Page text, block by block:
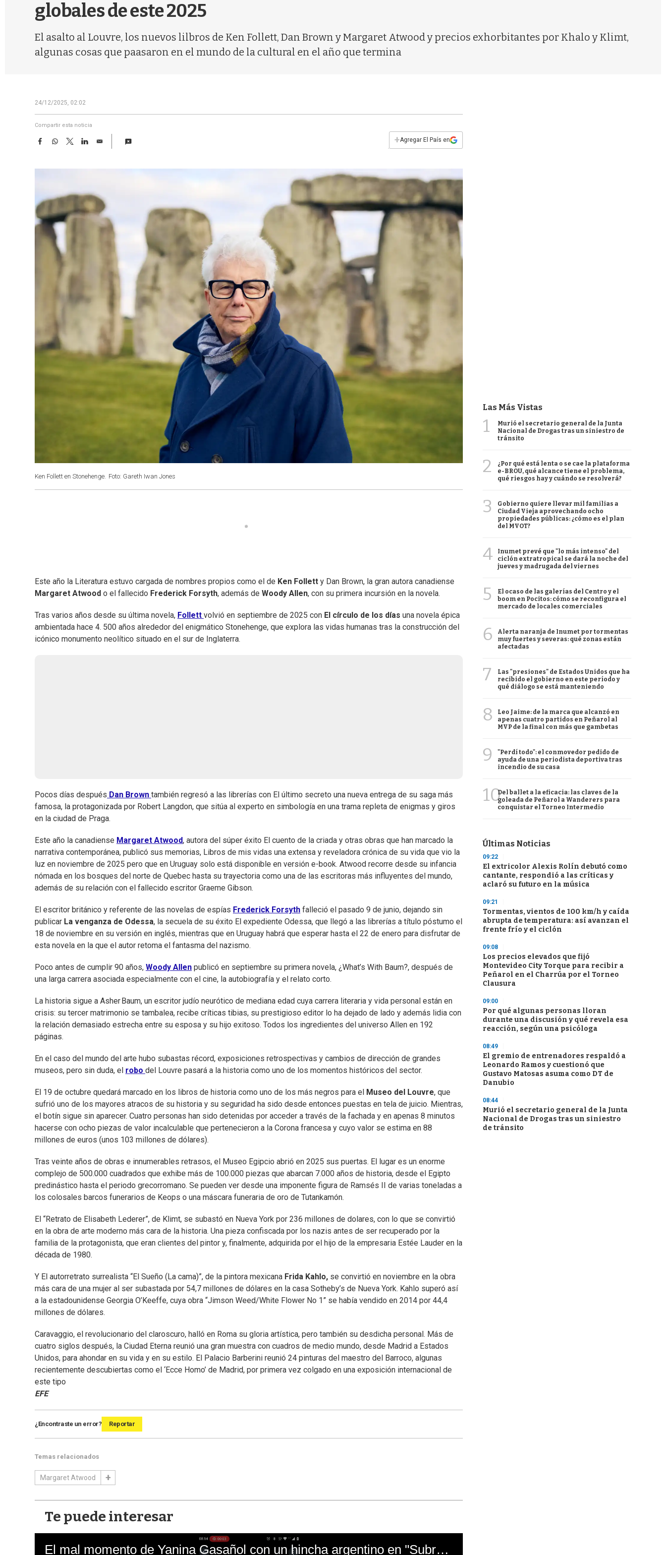
globales de este 2025
El asalto al Louvre, los nuevos lilbros de Ken Follett, Dan Brown y Margaret Atwood y precios exhorbitantes por Khalo y Klimt,
algunas cosas que paasaron en el mundo de la cultural en el año que termina
24/12/2025, 02:02
Compartir esta noticia
F
e
o
k
W
t
p
T
w
t
r
L
I
n
E
+Agregar El País en
Ken Follett en Stonehenge. Foto: Gareth Iwan Jones
Este año la Literatura estuvo cargada de nombres propios como el de Ken Follett y Dan Brown, la gran autora canadiense
Margaret Atwood o el fallecido Frederick Forsyth, además de Woody Allen, con su primera incursión en la novela.
Tras varios años desde su última novela, Follett volvió en septiembre de 2025 con El círculo de los días una novela épica
ambientada hace 4. 500 años alrededor del enigmático Stonehenge, que explora las vidas humanas tras la construcción del
icónico monumento neolítico situado en el sur de Inglaterra.
Pocos días después Dan Brown también regresó a las librerías con El último secreto una nueva entrega de su saga más
famosa, la protagonizada por Robert Langdon, que sitúa al experto en simbología en una trama repleta de enigmas y giros
en la ciudad de Praga.
Este año la canadiense Margaret Atwood, autora del súper éxito El cuento de la criada y otras obras que han marcado la
narrativa contemporánea, publicó sus memorias, Libros de mis vidas una extensa y reveladora crónica de su vida que vio la
luz en noviembre de 2025 pero que en Uruguay solo está disponible en versión e-book. Atwood recorre desde su infancia
nómada en los bosques del norte de Quebec hasta su trayectoria como una de las escritoras más influyentes del mundo,
además de su relación con el fallecido escritor Graeme Gibson.
El escritor británico y referente de las novelas de espías Frederick Forsyth falleció el pasado 9 de junio, dejando sin
publicar La venganza de Odessa, la secuela de su éxito El expediente Odessa, que llegó a las librerías a título póstumo el
18 de noviembre en su versión en inglés, mientras que en Uruguay habrá que esperar hasta el 22 de enero para disfrutar de
esta novela en la que el autor retoma el fantasma del nazismo.
Poco antes de cumplir 90 años, Woody Allen publicó en septiembre su primera novela, ¿What’s With Baum?, después de
una larga carrera asociada especialmente con el cine, la autobiografía y el relato corto.
La historia sigue a Asher Baum, un escritor judío neurótico de mediana edad cuya carrera literaria y vida personal están en
crisis: su tercer matrimonio se tambalea, recibe críticas tibias, su prestigioso editor lo ha dejado de lado y además lidia con
la relación demasiado estrecha entre su esposa y su hijo exitoso. Todos los ingredientes del universo Allen en 192
páginas.
En el caso del mundo del arte hubo subastas récord, exposiciones retrospectivas y cambios de dirección de grandes
museos, pero sin duda, el robo del Louvre pasará a la historia como uno de los momentos históricos del sector.
El 19 de octubre quedará marcado en los libros de historia como uno de los más negros para el Museo del Louvre, que
sufrió uno de los mayores atracos de su historia y su seguridad ha sido desde entonces puestas en tela de juicio. Mientras,
el botín sigue sin aparecer. Cuatro personas han sido detenidas por acceder a través de la fachada y en apenas 8 minutos
hacerse con ocho piezas de valor incalculable que pertenecieron a la Corona francesa y cuyo valor se estima en 88
millones de euros (unos 103 millones de dólares).
Tras veinte años de obras e innumerables retrasos, el Museo Egipcio abrió en 2025 sus puertas. El lugar es un enorme
complejo de 500.000 cuadrados que exhibe más de 100.000 piezas que abarcan 7.000 años de historia, desde el Egipto
predinástico hasta el periodo grecorromano. Se pueden ver desde una imponente figura de Ramsés II de varias toneladas a
los colosales barcos funerarios de Keops o una máscara funeraria de oro de Tutankamón.
El “Retrato de Elisabeth Lederer”, de Klimt, se subastó en Nueva York por 236 millones de dolares, con lo que se convirtió
en la obra de arte moderno más cara de la historia. Una pieza confiscada por los nazis antes de ser recuperado por la
familia de la protagonista, que eran clientes del pintor y, finalmente, adquirida por el hijo de la empresaria Estée Lauder en la
década de 1980.
Y El autorretrato surrealista “El Sueño (La cama)”, de la pintora mexicana Frida Kahlo, se convirtió en noviembre en la obra
más cara de una mujer al ser subastada por 54,7 millones de dólares en la casa Sotheby’s de Nueva York. Kahlo superó así
a la estadounidense Georgia O’Keeffe, cuya obra “Jimson Weed/White Flower No 1” se había vendido en 2014 por 44,4
millones de dólares.
Caravaggio, el revolucionario del claroscuro, halló en Roma su gloria artística, pero también su desdicha personal. Más de
cuatro siglos después, la Ciudad Eterna reunió una gran muestra con cuadros de medio mundo, desde Madrid a Estados
Unidos, para ahondar en su vida y en su estilo. El Palacio Barberini reunió 24 pinturas del maestro del Barroco, algunas
recientemente descubiertas como el ‘Ecce Homo’ de Madrid, por primera vez colgado en una exposición internacional de
este tipo
EFE
¿Encontraste un error? Reportar
Temas relacionados
Margaret Atwood
Te puede interesar
El mal momento de Yanina Gasañol con un hincha argentino en "Subrayado"
Las Más Vistas
1
Murió el secretario general de la Junta
Nacional de Drogas tras un siniestro de
tránsito
2
¿Por qué está lenta o se cae la plataforma
e-BROU, qué alcance tiene el problema,
qué riesgos hay y cuándo se resolverá?
3
Gobierno quiere llevar mil familias a
Ciudad Vieja aprovechando ocho
propiedades públicas: ¿cómo es el plan
del MVOT?
4
Inumet prevé que "lo más intenso" del
ciclón extratropical se dará la noche del
jueves y madrugada del viernes
5
El ocaso de las galerías del Centro y el
boom en Pocitos: cómo se reconfigura el
mercado de locales comerciales
6
Alerta naranja de Inumet por tormentas
muy fuertes y severas: qué zonas están
afectadas
7
Las "presiones" de Estados Unidos que ha
recibido el gobierno en este período y
qué diálogo se está manteniendo
8
Leo Jaime: de la marca que alcanzó en
apenas cuatro partidos en Peñarol al
MVP de la final con más que gambetas
9
"Perdí todo": el conmovedor pedido de
ayuda de una periodista deportiva tras
incendio de su casa
10Del ballet a la eficacia: las claves de la
goleada de Peñarol a Wanderers para
conquistar el Torneo Intermedio
Últimas Noticias
09:22
El extricolor Alexis Rolín debutó como
cantante, respondió a las críticas y
aclaró su futuro en la música
09:21
Tormentas, vientos de 100 km/h y caída
abrupta de temperatura: así avanzan el
frente frío y el ciclón
09:08
Los precios elevados que fijó
Montevideo City Torque para recibir a
Peñarol en el Charrúa por el Torneo
Clausura
09:00
Por qué algunas personas lloran
durante una discusión y qué revela esa
reacción, según una psicóloga
08:49
El gremio de entrenadores respaldó a
Leonardo Ramos y cuestionó que
Gustavo Matosas asuma como DT de
Danubio
08:44
Murió el secretario general de la Junta
Nacional de Drogas tras un siniestro
de tránsito